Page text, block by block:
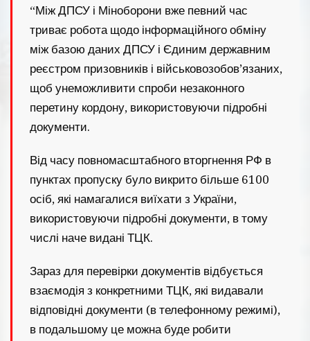
“Між ДПСУ і Міноборони вже певний час
триває робота щодо інформаційного обміну
між базою даних ДПСУ і Єдиним державним
реєстром призовників і військовозобов’язаних,
щоб унеможливити спроби незаконного
перетину кордону, використовуючи підробні
документи.
Від часу повномасштабного вторгнення РФ в
пунктах пропуску було викрито більше 6100
осіб, які намагалися виїхати з України,
використовуючи підробні документи, в тому
числі наче видані ТЦК.
Зараз для перевірки документів відбується
взаємодія з конкретними ТЦК, які видавали
відповідні документи (в телефонному режимі),
в подальшому це можна буде робити